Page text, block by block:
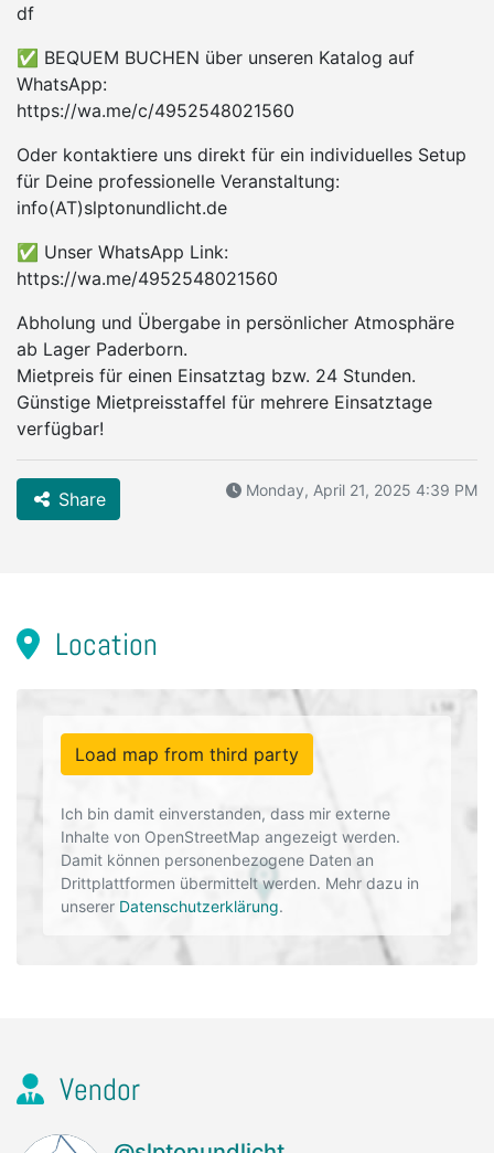
df
✅ BEQUEM BUCHEN über unseren Katalog auf
WhatsApp:
https://wa.me/c/4952548021560
Oder kontaktiere uns direkt für ein individuelles Setup
für Deine professionelle Veranstaltung:
info(AT)slptonundlicht.de
✅ Unser WhatsApp Link:
https://wa.me/4952548021560
Abholung und Übergabe in persönlicher Atmosphäre
ab Lager Paderborn.
Mietpreis für einen Einsatztag bzw. 24 Stunden.
Günstige Mietpreisstaffel für mehrere Einsatztage
verfügbar!
Share Monday, April 21, 2025 4:39 PM
Location
Load map from third party
Ich bin damit einverstanden, dass mir externe
Inhalte von OpenStreetMap angezeigt werden.
Damit können personenbezogene Daten an
Drittplattformen übermittelt werden. Mehr dazu in
unserer Datenschutzerklärung.
Vendor